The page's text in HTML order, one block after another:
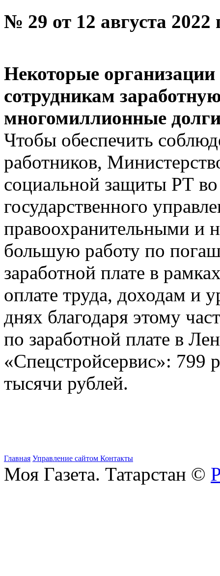
№ 29 от 12 августа 2022
Некоторые
сотрудникам
многомиллионные
Чтобы обеспечить
работников,
социальной защиты РТ
государственного
правоохранительными и
большую работу по
заработной плате в
оплате труда, доходам и
днях благодаря этому
по заработной плате в
«Спецстройсервис»: 799
тысячи рублей.
Главная Управление сайтом Контакты
Моя Газета. Татарстан ©